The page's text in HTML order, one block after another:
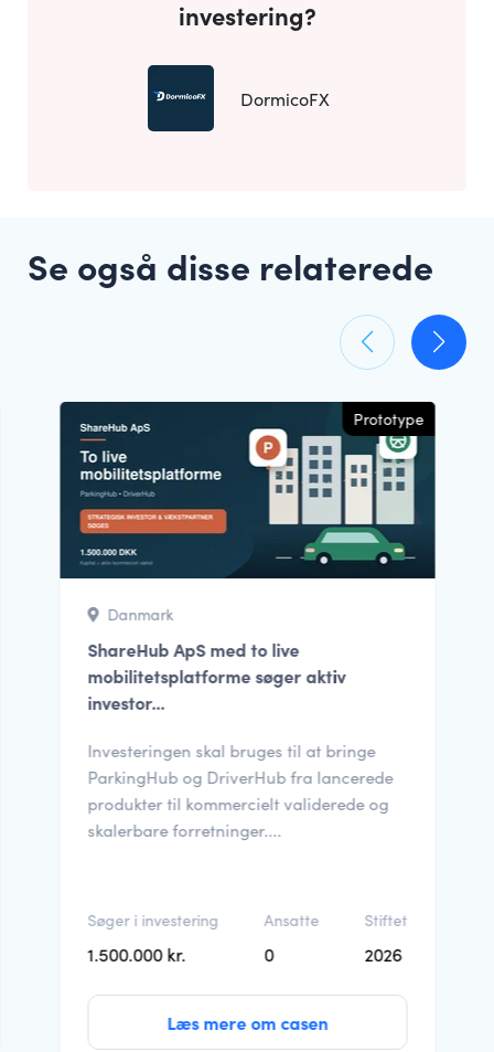
investering?
DormicoFX
Se også disse relaterede
Prototype
Danmark
ShareHub ApS med to live
mobilitetsplatforme søger aktiv
investor...
Investeringen skal bruges til at bringe
ParkingHub og DriverHub fra lancerede
produkter til kommercielt validerede og
skalerbare forretninger....
Søger i investering
1.500.000 kr.
Ansatte
0
Stiftet
2026
Læs mere om casen